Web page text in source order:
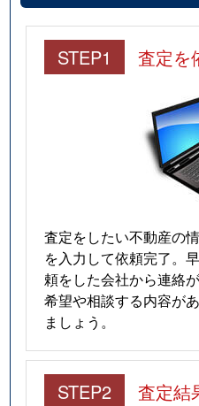
STEP1 査定を
査定をしたい不動産の
を入力して依頼完了。
頼をした会社から連絡が
希望や相談する内容が
ましょう。
STEP2 査定結